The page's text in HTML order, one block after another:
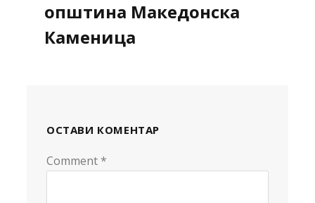
општина Македонска
Каменица
ОСТАВИ КОМЕНТАР
Comment *
Alternative: